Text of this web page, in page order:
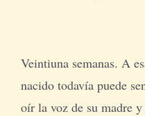
Veintiuna semanas. A
nacido todavía puede
oír la voz de su madre